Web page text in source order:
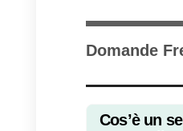
il prodotto o
In questo